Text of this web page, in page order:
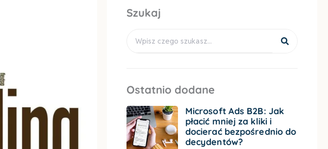
Szukaj
Ostatnio dodane
Microsoft Ads B2B: Jak
płacić mniej za kliki i
docierać bezpośrednio do
decydentów?